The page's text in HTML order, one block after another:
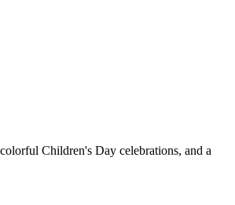
Children's Day celebrations, and a